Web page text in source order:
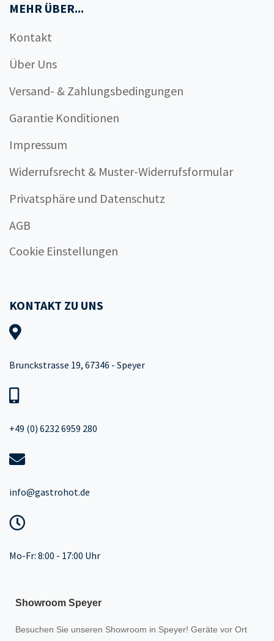
MEHR ÜBER...
Kontakt
Über Uns
Versand- & Zahlungsbedingungen
Garantie Konditionen
Impressum
Widerrufsrecht & Muster-Widerrufsformular
Privatsphäre und Datenschutz
AGB
Cookie Einstellungen
KONTAKT ZU UNS
Brunckstrasse 19, 67346 - Speyer
+49 (0) 6232 6959 280
info@gastrohot.de
Mo-Fr: 8:00 - 17:00 Uhr
Showroom Speyer
Besuchen Sie unseren Showroom in Speyer! Geräte vor Ort